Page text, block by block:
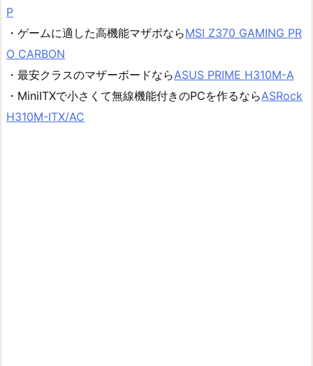
P
・ゲームに適した高機能マザボならMSI Z370 GAMING PR
O CARBON
・最安クラスのマザーボードならASUS PRIME H310M-A
・MiniITXで小さくて無線機能付きのPCを作るならASRock
H310M-ITX/AC